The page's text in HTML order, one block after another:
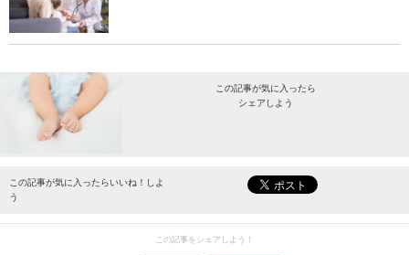
この記事が気に入ったら
シェアしよう
最新情報をお届けします。
この記事が気に入ったらいいね！しよ
う
この記事をシェアしよう！